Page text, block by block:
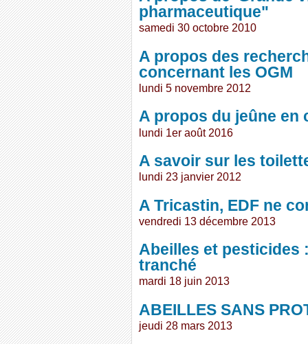
pharmaceutique"
samedi 30 octobre 2010
A propos des
concernant les OGM
lundi 5 novembre 2012
A propos du jeûne en
lundi 1er août 2016
A savoir sur les
lundi 23 janvier 2012
A Tricastin, EDF ne
vendredi 13 décembre 2013
Abeilles et pesticides
tranché
mardi 18 juin 2013
ABEILLES SANS
jeudi 28 mars 2013